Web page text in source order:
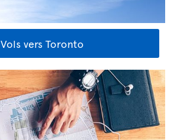
Vols vers Toronto